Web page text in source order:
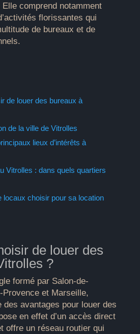
comprend notamment
florissantes qui
de bureaux et de
de louer des bureaux à
de la ville de Vitrolles
lieux d’intérêts à
Vitrolles : dans quels quartiers
locaux choisir pour sa location
de louer des
?
formé par Salon-de-
Provence et Marseille,
des avantages pour louer des
en effet d’un accès direct
offre un réseau routier qui